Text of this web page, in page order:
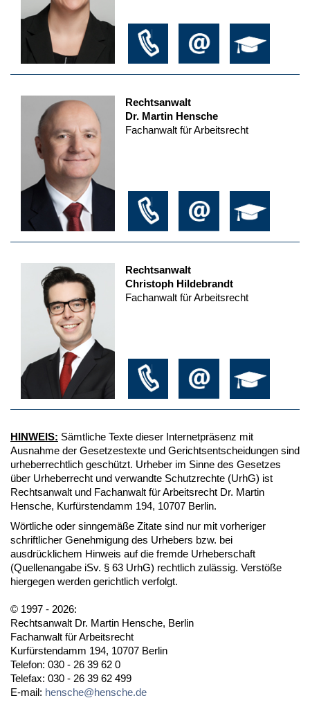
Rechtsanwalt
Dr. Martin Hensche
Fachanwalt für Arbeitsrecht
Rechtsanwalt
Christoph Hildebrandt
Fachanwalt für Arbeitsrecht
HINWEIS: Sämtliche Texte dieser Internetpräsenz mit
Ausnahme der Gesetzestexte und Gerichtsentscheidungen sind
urheberrechtlich geschützt. Urheber im Sinne des Gesetzes
über Urheberrecht und verwandte Schutzrechte (UrhG) ist
Rechtsanwalt und Fachanwalt für Arbeitsrecht Dr. Martin
Hensche, Kurfürstendamm 194, 10707 Berlin.
Wörtliche oder sinngemäße Zitate sind nur mit vorheriger
schriftlicher Genehmigung des Urhebers bzw. bei
ausdrücklichem Hinweis auf die fremde Urheberschaft
(Quellenangabe iSv. § 63 UrhG) rechtlich zulässig. Verstöße
hiergegen werden gerichtlich verfolgt.
© 1997 - 2026:
Rechtsanwalt Dr. Martin Hensche, Berlin
Fachanwalt für Arbeitsrecht
Kurfürstendamm 194, 10707 Berlin
Telefon: 030 - 26 39 62 0
Telefax: 030 - 26 39 62 499
E-mail: hensche@hensche.de